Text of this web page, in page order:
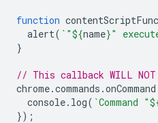
function contentScriptFunc
alert( `"${name}"
}
// This callback WILL
chrome.commands .onCommand
console. log( `Command "
});